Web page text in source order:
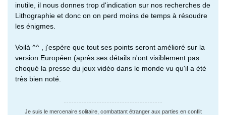
inutile, il nous donnes trop d'indication sur nos recherches de
Lithographie et donc on on perd moins de temps à résoudre
les énigmes.
Voilà ^^ , j'espère que tout ses points seront amélioré sur la
version Européen (après ses détails n'ont visiblement pas
choqué la presse du jeux vidéo dans le monde vu qu'il a été
très bien noté.
Je suis le mercenaire solitaire, combattant étranger aux parties en conflit